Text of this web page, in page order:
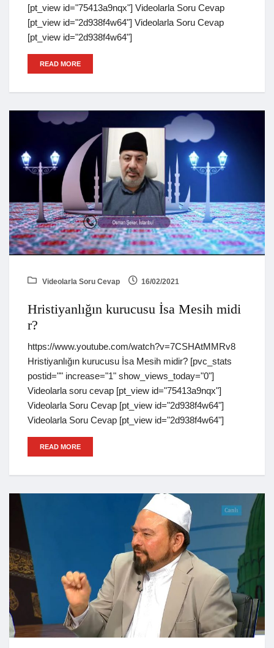
[pt_view id="75413a9nqx"] Videolarla Soru Cevap
[pt_view id="2d938f4w64"] Videolarla Soru Cevap
[pt_view id="2d938f4w64"]
READ MORE
Videolarla Soru Cevap 16/02/2021
Hristiyanlığın kurucusu İsa Mesih midi
r?
https://www.youtube.com/watch?v=7CSHAtMMRv8
Hristiyanlığın kurucusu İsa Mesih midir? [pvc_stats
postid="" increase="1" show_views_today="0"]
Videolarla soru cevap [pt_view id="75413a9nqx"]
Videolarla Soru Cevap [pt_view id="2d938f4w64"]
Videolarla Soru Cevap [pt_view id="2d938f4w64"]
READ MORE